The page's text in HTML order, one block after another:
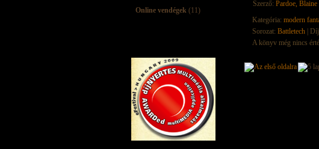
Online vendégek(11)
Szerző: Pardoe, Blaine
Kategória: modern
Sorozat: Battletech|
A könyv még nincs